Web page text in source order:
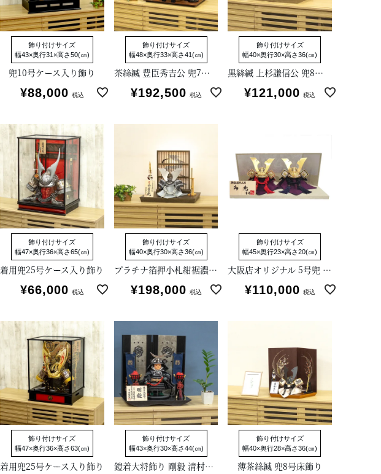
飾り付けサイズ
幅43×奥行31×高さ50(㎝)
兜10号ケース入り飾り
¥88,000 税込
飾り付けサイズ
幅48×奥行33×高さ41(㎝)
茶絲縅 豊臣秀吉公 兜7号床飾り
¥192,500 税込
飾り付けサイズ
幅40×奥行30×高さ36(㎝)
黒絲縅 上杉謙信公 兜8号床飾り
¥121,000 税込
飾り付けサイズ
幅47×奥行36×高さ65(㎝)
着用兜25号ケース入り飾り
¥66,000 税込
飾り付けサイズ
幅40×奥行30×高さ36(㎝)
プラチナ箔押小札紺裾濃縅 兜8号床飾り
¥198,000 税込
飾り付けサイズ
幅45×奥行23×高さ20(㎝)
大阪店オリジナル 5号兜 双子セット飾り
¥110,000 税込
飾り付けサイズ
幅47×奥行36×高さ63(㎝)
着用兜25号ケース入り飾り
飾り付けサイズ
幅43×奥行30×高さ44(㎝)
鎧着大将飾り 剛毅 清村好英作
飾り付けサイズ
幅40×奥行28×高さ36(㎝)
薄茶絲縅 兜8号床飾り